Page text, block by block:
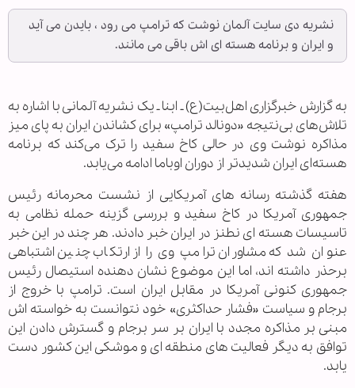
نشریه دی سایت آلمان نوشت که ترامپ می رود ، بایدن می آید
و ایران و برنامه هسته ای اش باقی می مانند.
به گزارش خبرگزاری اهل‌بیت(ع) ـ ابنا ـ یک نشریه آلمانی با اشاره به
تلاش‌های بی‌نتیجه «دونالد ترامپ» برای کشاندن ایران به پای میز
مذاکره نوشت وی در حالی کاخ سفید را ترک می‌کند که برنامه
هسته‌ای ایران شدیدتر از دوران اوباما ادامه می‌یابد.
هفته گذشته رسانه های آمریکایی از نشست محرمانه رئیس
جمهوری آمریکا در کاخ سفید و بررسی گزینه حمله نظامی به
تاسیسات هسته ای نطنز در ایران خبر دادند. هر چند در این خبر
عنوان شد که مشاوران ترامپ وی را از ارتکاب چنین اشتباهی
برحذر داشته اند، اما این موضوع نشان دهنده استیصال رئیس
جمهوری کنونی آمریکا در مقابل ایران است. ترامپ با خروج از
برجام و سیاست «فشار حداکثری» خود نتوانست به خواسته اش
مبنی بر مذاکره مجدد با ایران بر سر برجام و گسترش دادن این
توافق به دیگر فعالیت های منطقه ای و موشکی این کشور دست
یابد.